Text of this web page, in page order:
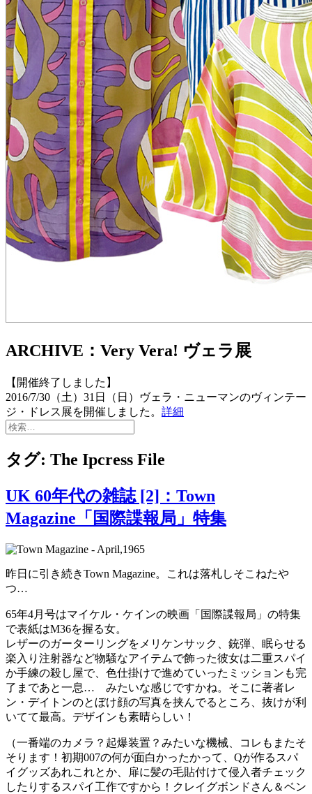
ARCHIVE：Very Vera! ヴェラ展
【開催終了しました】
2016/7/30（土）31日（日）ヴェラ・ニューマンのヴィンテー
ジ・ドレス展を開催しました。 詳細
検
タグ: The Ipcress File
UK 60年代の雑誌 [2]：Town
Magazine「国際諜報局」特集
昨日に引き続きTown Magazine。これは落札しそこねたや
つ…
65年4月号はマイケル・ケインの映画「国際諜報局」の特集
で表紙はM36を握る女。
レザーのガーターリングをメリケンサック、銃弾、眠らせる
楽入り注射器など物騒なアイテムで飾った彼女は二重スパイ
か手練の殺し屋で、色仕掛けで進めていったミッションも完
了まであと一息… みたいな感じですかね。そこに著者レ
ン・デイトンのとぼけ顔の写真を挟んでるところ、抜けが利
いてて最高。デザインも素晴らしい！
（一番端のカメラ？起爆装置？みたいな機械、コレもまたそ
そります！初期007の何が面白かったかって、Qが作るスパ
イグッズあれこれとか、扉に髪の毛貼付けて侵入者チェック
したりするスパイ工作ですから！クレイグボンドさん＆ベン